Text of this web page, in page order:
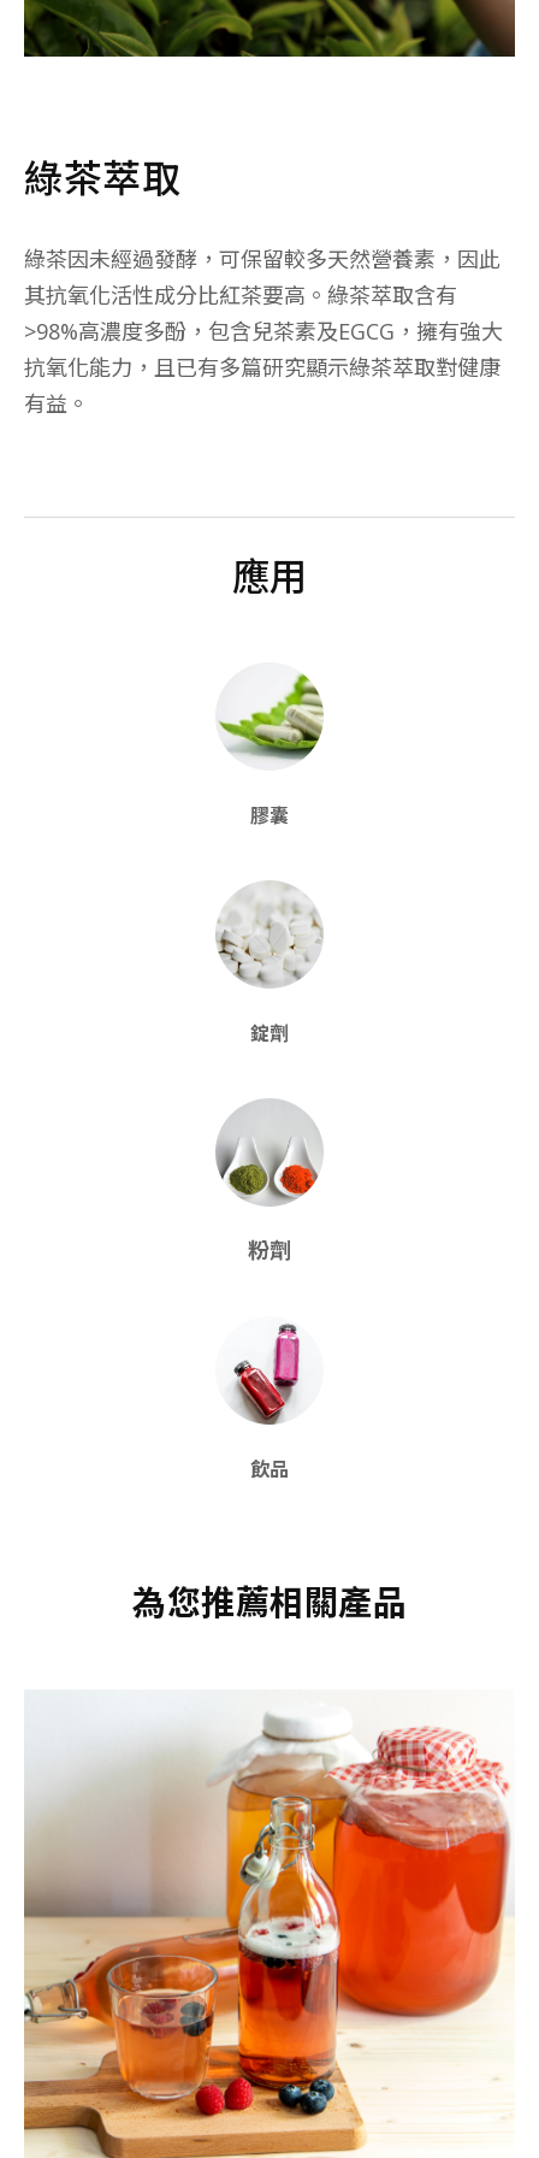
綠茶萃取
綠茶因未經過發酵，可保留較多天然營養素，因此
其抗氧化活性成分比紅茶要高。綠茶萃取含有
>98%高濃度多酚，包含兒茶素及EGCG，擁有強大
抗氧化能力，且已有多篇研究顯示綠茶萃取對健康
有益。
應用
膠囊
錠劑
粉劑
飲品
為您推薦相關產品